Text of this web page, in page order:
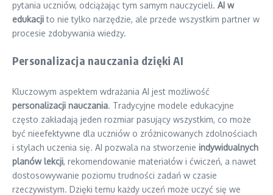
pytania uczniów, odciążając tym samym nauczycieli. AI w
edukacjito nie tylko narzędzie, ale przede wszystkim partner w
procesie zdobywania wiedzy.
Personalizacja nauczania dzięki AI
Kluczowym aspektem wdrażania AI jest możliwość
personalizacji nauczania. Tradycyjne modele edukacyjne
często zakładają jeden rozmiar pasujący wszystkim, co może
być nieefektywne dla uczniów o zróżnicowanych zdolnościach
i stylach uczenia się. AI pozwala na stworzenie indywidualnych
planów lekcji, rekomendowanie materiałów i ćwiczeń, a nawet
dostosowywanie poziomu trudności zadań w czasie
rzeczywistym. Dzięki temu każdy uczeń może uczyć się we